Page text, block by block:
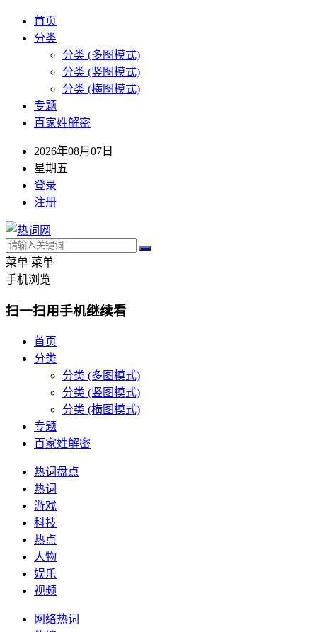
首页
分类
分类 (多图模式)
分类 (竖图模式)
分类 (横图模式)
专题
百家姓解密
2026年08月07日
星期五
登录
注册
菜单 菜单
手机浏览
扫一扫用手机继续看
首页
分类
分类 (多图模式)
分类 (竖图模式)
分类 (横图模式)
专题
百家姓解密
热词盘点
热词
游戏
科技
热点
人物
娱乐
视频
网络热词